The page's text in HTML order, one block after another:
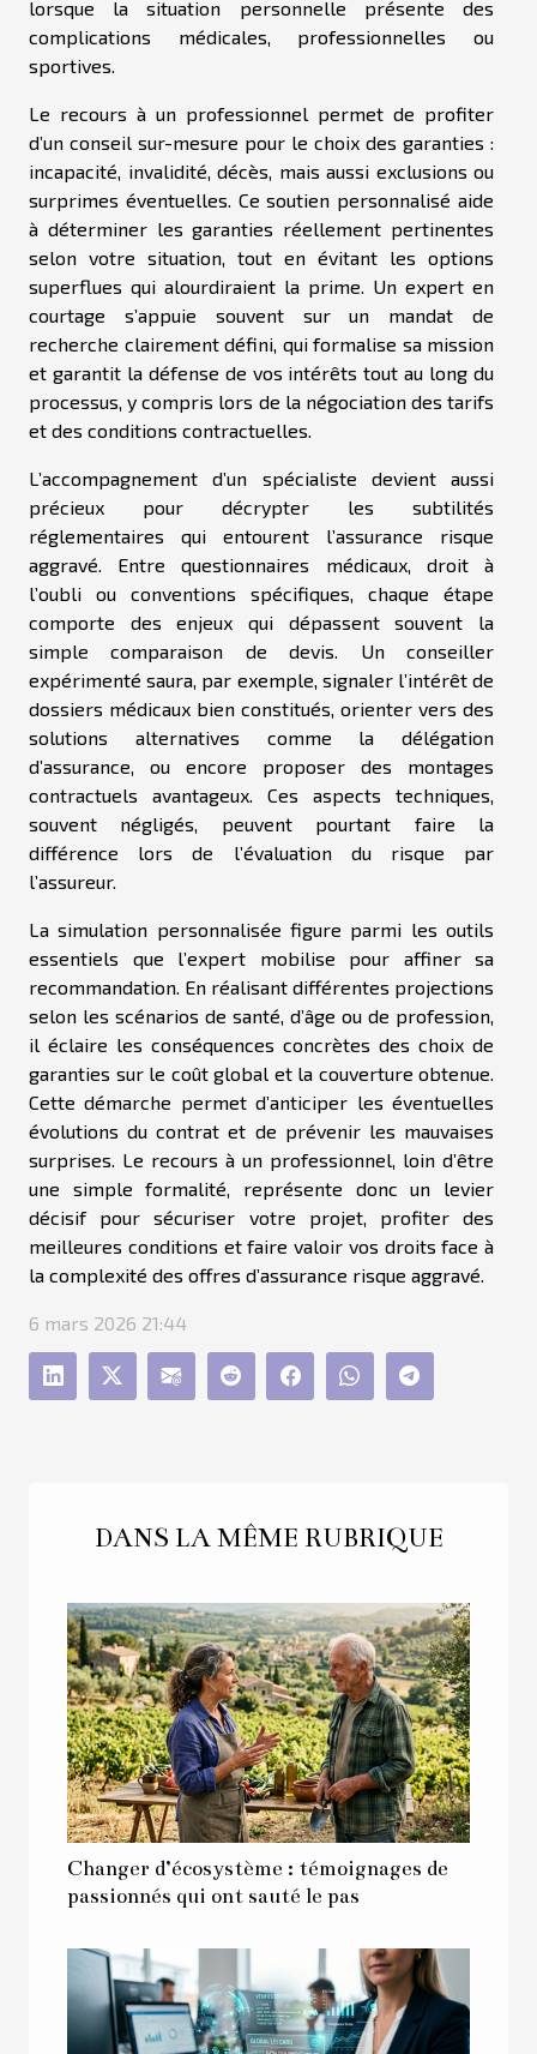
lorsque la situation personnelle présente des
complications médicales, professionnelles ou
sportives.
Le recours à un professionnel permet de profiter
d’un conseil sur-mesure pour le choix des garanties :
incapacité, invalidité, décès, mais aussi exclusions ou
surprimes éventuelles. Ce soutien personnalisé aide
à déterminer les garanties réellement pertinentes
selon votre situation, tout en évitant les options
superflues qui alourdiraient la prime. Un expert en
courtage s’appuie souvent sur un mandat de
recherche clairement défini, qui formalise sa mission
et garantit la défense de vos intérêts tout au long du
processus, y compris lors de la négociation des tarifs
et des conditions contractuelles.
L’accompagnement d’un spécialiste devient aussi
précieux pour décrypter les subtilités
réglementaires qui entourent l’assurance risque
aggravé. Entre questionnaires médicaux, droit à
l’oubli ou conventions spécifiques, chaque étape
comporte des enjeux qui dépassent souvent la
simple comparaison de devis. Un conseiller
expérimenté saura, par exemple, signaler l’intérêt de
dossiers médicaux bien constitués, orienter vers des
solutions alternatives comme la délégation
d’assurance, ou encore proposer des montages
contractuels avantageux. Ces aspects techniques,
souvent négligés, peuvent pourtant faire la
différence lors de l’évaluation du risque par
l’assureur.
La simulation personnalisée figure parmi les outils
essentiels que l’expert mobilise pour affiner sa
recommandation. En réalisant différentes projections
selon les scénarios de santé, d’âge ou de profession,
il éclaire les conséquences concrètes des choix de
garanties sur le coût global et la couverture obtenue.
Cette démarche permet d’anticiper les éventuelles
évolutions du contrat et de prévenir les mauvaises
surprises. Le recours à un professionnel, loin d’être
une simple formalité, représente donc un levier
décisif pour sécuriser votre projet, profiter des
meilleures conditions et faire valoir vos droits face à
la complexité des offres d’assurance risque aggravé.
6 mars 2026 21:44
DANS LA MÊME RUBRIQUE
Changer d’écosystème : témoignages de
passionnés qui ont sauté le pas